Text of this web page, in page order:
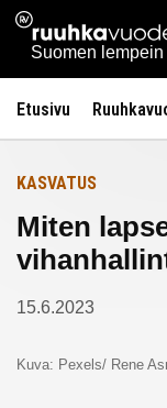
Siirry
sisältöön
Ruuhkavuodet.fi
Suomen
Etusivu
Etusivulle
KASVATUS
Miten
15.6.2023
Kuva: Pexels/ Rene